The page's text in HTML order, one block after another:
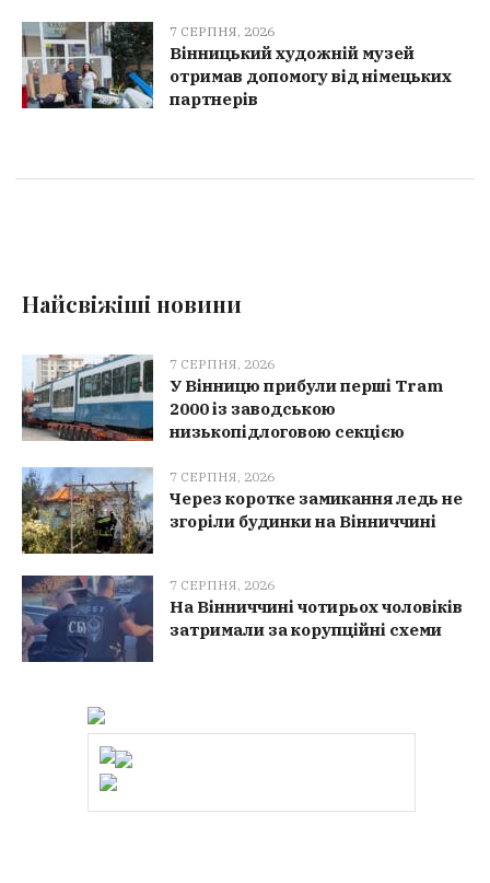
7 СЕРПНЯ, 2026
Вінницький художній музей
отримав допомогу від німецьких
партнерів
Найсвіжіші новини
7 СЕРПНЯ, 2026
У Вінницю прибули перші Tram
2000 із заводською
низькопідлоговою секцією
7 СЕРПНЯ, 2026
Через коротке замикання ледь не
згоріли будинки на Вінниччині
7 СЕРПНЯ, 2026
На Вінниччині чотирьох чоловіків
затримали за корупційні схеми